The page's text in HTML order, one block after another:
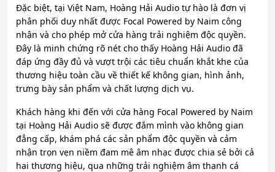
Đặc biệt, tại Việt Nam, Hoàng Hải Audio tự hào là đơn vị
phân phối duy nhất được Focal Powered by Naim công
nhận và cho phép mở cửa hàng trải nghiệm độc quyền.
Đây là minh chứng rõ nét cho thấy Hoàng Hải Audio đã
đáp ứng đầy đủ và vượt trội các tiêu chuẩn khắt khe của
thương hiệu toàn cầu về thiết kế không gian, hình ảnh,
trưng bày sản phẩm và chất lượng dịch vụ.
Khách hàng khi đến với cửa hàng Focal Powered by Naim
tại Hoàng Hải Audio sẽ được đắm mình vào không gian
đẳng cấp, khám phá các sản phẩm độc quyền và cảm
nhận trọn vẹn niềm đam mê âm nhạc được chia sẻ bởi cả
hai thương hiệu, qua những trải nghiệm âm thanh cá